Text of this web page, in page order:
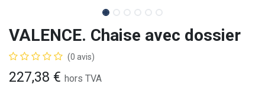
VALENCE. Chaise avec dossier
(0 avis)
227,38 € hors TVA